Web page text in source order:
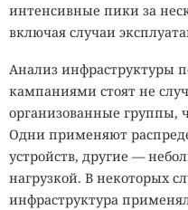
интенсивные пики за
включая случаи
Анализ инфраструктуры
кампаниями стоят не
организованные группы,
Одни применяют
устройств, другие —
нагрузкой. В некоторых
инфраструктура